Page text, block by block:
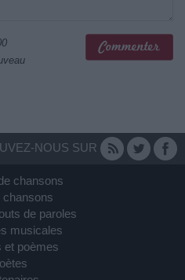
NOUS SUR
chansons
chansons
de paroles
musicales
et poèmes